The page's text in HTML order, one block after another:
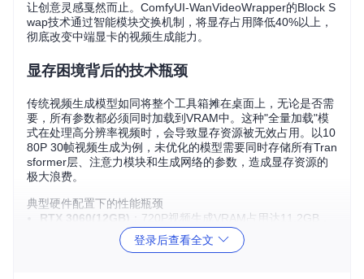
让创意灵感戛然而止。ComfyUI-WanVideoWrapper的Block S
wap技术通过智能模块交换机制，将显存占用降低40%以上，
彻底改变中端显卡的视频生成能力。
显存困境背后的技术瓶颈
传统视频生成模型如同将整个工具箱摊在桌面上，无论是否需
要，所有参数都必须同时加载到VRAM中。这种"全量加载"模
式在处理高分辨率视频时，会导致显存资源被无效占用。以10
80P 30帧视频生成为例，未优化的模型需要同时存储所有Tran
sformer层、注意力模块和生成网络的参数，造成显存资源的
极大浪费。
典型硬件配置下的性能瓶颈
RTX 3060(12GB)
：720P视频生成VRAM占用达11.2GB，
RTX 2060(6GB)：勉强运行540P分辨率，生成过程频繁中
登录后查看全文